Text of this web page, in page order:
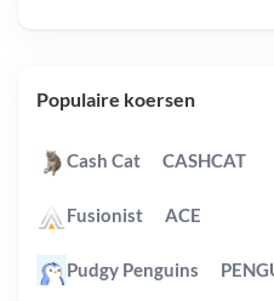
Populaire koersen
Cash Cat CASHCAT
Fusionist ACE
Pudgy Penguins